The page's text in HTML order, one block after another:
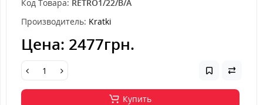
Код Товара: RETRO1/22/B/A
Производитель: Kratki
Цена: 2477грн.
Купить